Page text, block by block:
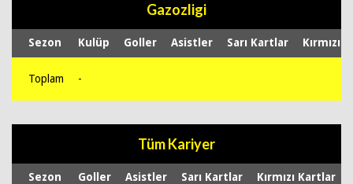
Gazozligi
Sezon Kulüp Goller Asistler Sarı Kartlar Kırmızı
Toplam -
Tüm Kariyer
Sezon Goller Asistler Sarı Kartlar Kırmızı Kartlar